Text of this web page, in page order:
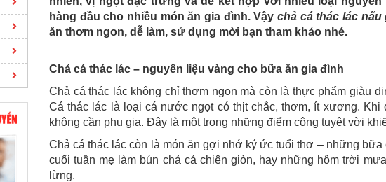
hàng đầu cho nhiều món ăn gia đình. Vậy chả cá thác lác nấu
ăn thơm ngon, dễ làm, sử dụng mời bạn tham khảo nhé.
Chả cá thác lác – nguyên liệu vàng cho bữa ăn gia đình
Chả cá thác lác không chỉ thơm ngon mà còn là thực phẩm giàu
Cá thác lác là loại cá nước ngọt có thịt chắc, thơm, ít xương.
không cần phụ gia. Đây là một trong những điểm cộng tuyệt vời
Chả cá thác lác còn là món ăn gợi nhớ ký ức tuổi thơ – những
cuối tuần mẹ làm bún chả cá chiên giòn, hay những hôm trời
lừng.